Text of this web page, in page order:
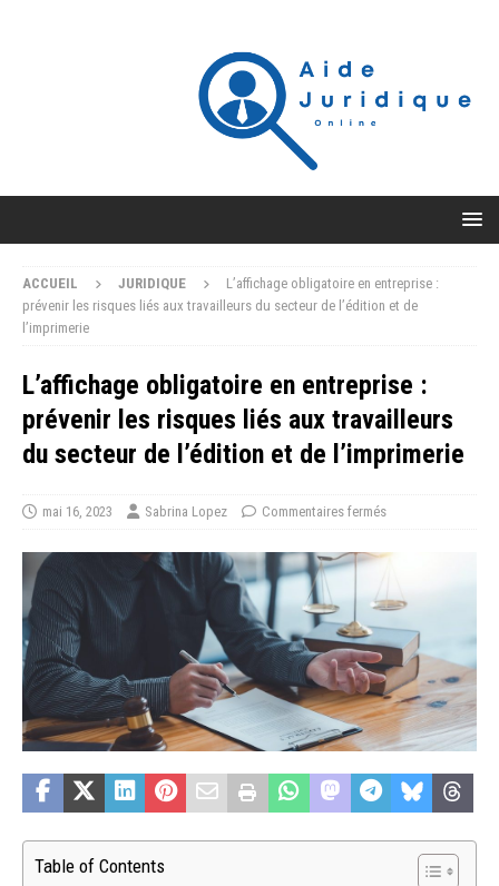
ACCUEIL JURIDIQUE
L’affichage obligatoire en entreprise :
prévenir les risques liés aux travailleurs du secteur de l’édition et de
l’imprimerie
L’affichage obligatoire en entreprise :
prévenir les risques liés aux travailleurs
du secteur de l’édition et de l’imprimerie
mai 16, 2023 Sabrina Lopez Commentaires fermés
Table of Contents